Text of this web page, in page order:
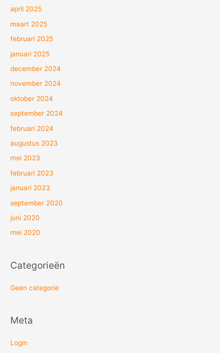
april 2025
maart 2025
februari 2025
januari 2025
december 2024
november 2024
oktober 2024
september 2024
februari 2024
augustus 2023
mei 2023
februari 2023
januari 2023
september 2020
juni 2020
mei 2020
Categorieën
Geen categorie
Meta
Login